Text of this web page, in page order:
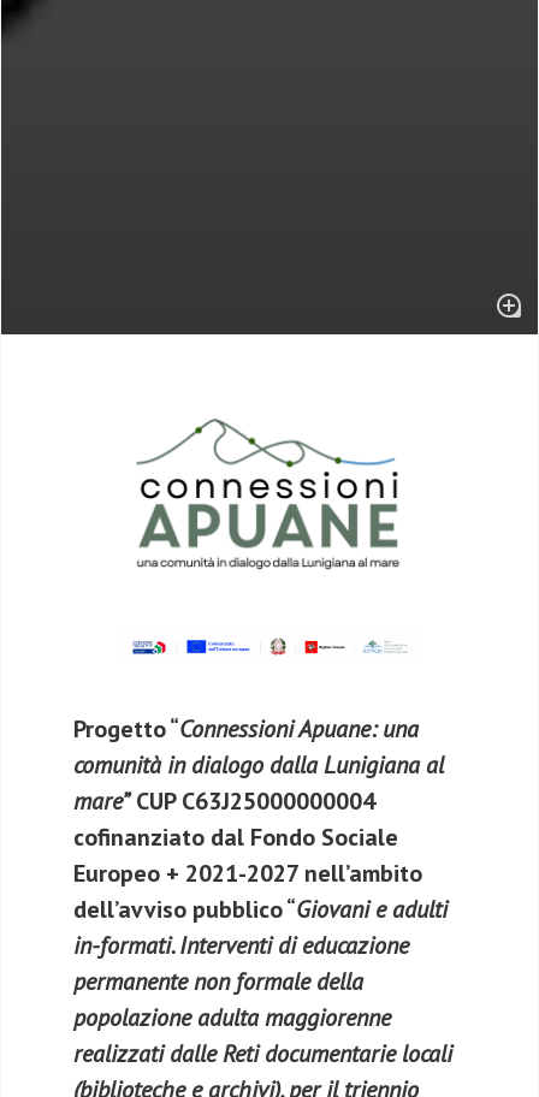
Progetto “Connessioni Apuane: una
comunità in dialogo dalla Lunigiana al
mare”CUP C63J25000000004
cofinanziato dal Fondo Sociale
Europeo + 2021-2027 nell’ambito
dell’avviso pubblico “Giovani e adulti
in-formati. Interventi di educazione
permanente non formale della
popolazione adulta maggiorenne
realizzati dalle Reti documentarie locali
(biblioteche e archivi), per il triennio